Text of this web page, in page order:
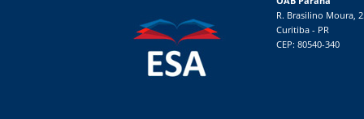
R. Brasilino Moura,
Curitiba - PR
CEP: 80540-340